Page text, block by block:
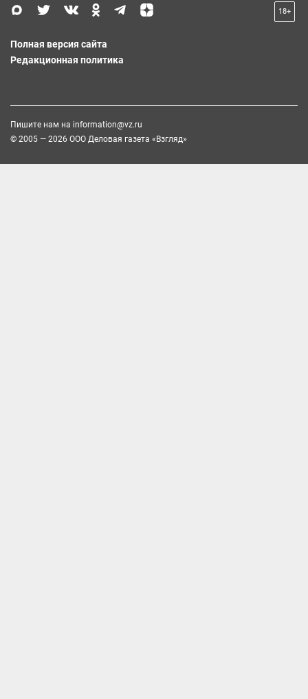
18+
Полная версия сайта
Редакционная политика
Пишите нам на information@vz.ru
© 2005 — 2026 ООО Деловая газета «Взгляд»